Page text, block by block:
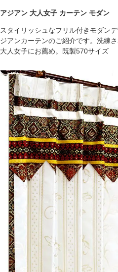
アジアン 大人女子 カーテン モダン
スタイリッシュなフリル付きモダン
ジアンカーテンのご紹介です。洗練
大人女子にお薦め。既製570サイズ